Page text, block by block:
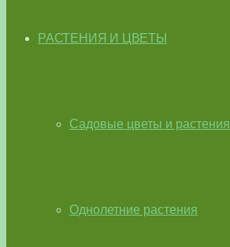
РАСТЕНИЯ И ЦВЕТЫ
Садовые цветы и растения
Однолетние растения